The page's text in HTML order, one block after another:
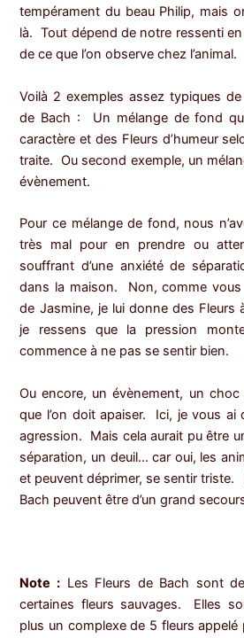
tempérament du beau Philip, mais
là. Tout dépend de notre ressenti
de ce que l’on observe chez l’animal.
Voilà 2 exemples assez typiques de
de Bach : Un mélange de fond
caractère et des Fleurs d’humeur
traite. Ou second exemple, un
évènement.
Pour ce mélange de fond, nous
très mal pour en prendre ou
souffrant d’une anxiété de
dans la maison. Non, comme vous
de Jasmine, je lui donne des Fleurs
je ressens que la pression
commence à ne pas se sentir bien.
Ou encore, un évènement, un
que l’on doit apaiser. Ici, je vous ai
agression. Mais cela aurait pu être
séparation, un deuil… car oui, les
et peuvent déprimer, se sentir triste.
Bach peuvent être d’un grand
Note : Les Fleurs de Bach sont
certaines fleurs sauvages. Elles
plus un complexe de 5 fleurs appelé